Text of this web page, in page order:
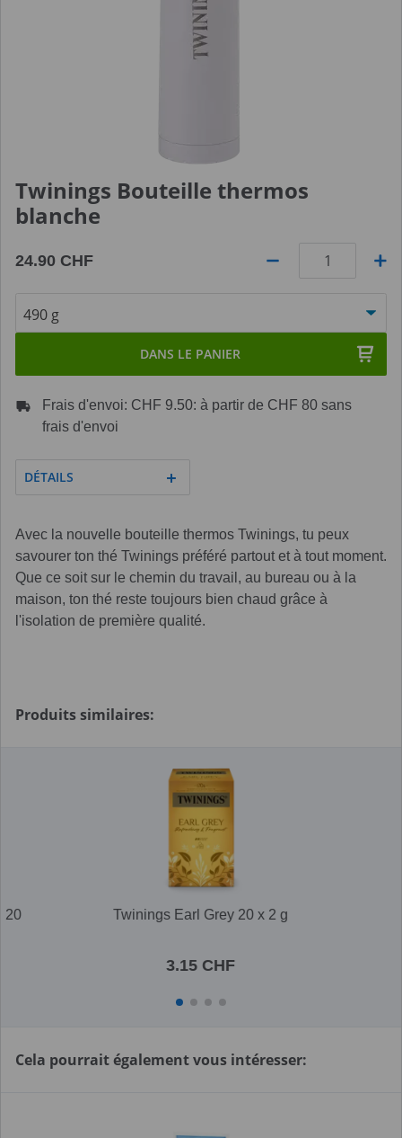
Twinings Bouteille thermos
blanche
24.90 CHF
DANS LE PANIER
Frais d'envoi: CHF 9.50: à partir de CHF 80 sans
frais d'envoi
DÉTAILS
Avec la nouvelle bouteille thermos Twinings, tu peux
savourer ton thé Twinings préféré partout et à tout moment.
Que ce soit sur le chemin du travail, au bureau ou à la
maison, ton thé reste toujours bien chaud grâce à
l'isolation de première qualité.
Produits similaires:
20 Twinings Earl Grey 20 x 2 g
3.15 CHF
Cela pourrait également vous intéresser: